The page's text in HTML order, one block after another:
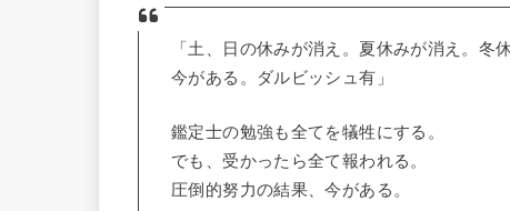
「土、日の休みが消え。夏休みが消え。
今がある。ダルビッシュ有」
鑑定士の勉強も全てを犠牲にする。
でも、受かったら全て報われる。
圧倒的努力の結果、今がある。